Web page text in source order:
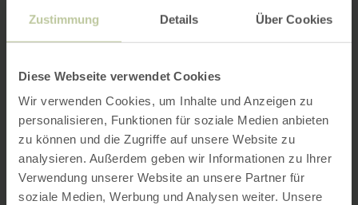
Zustimmung Details Über Cookies
Diese Webseite verwendet Cookies
Wir verwenden Cookies, um Inhalte und Anzeigen zu
personalisieren, Funktionen für soziale Medien anbieten
zu können und die Zugriffe auf unsere Website zu
analysieren. Außerdem geben wir Informationen zu Ihrer
Verwendung unserer Website an unsere Partner für
soziale Medien, Werbung und Analysen weiter. Unsere